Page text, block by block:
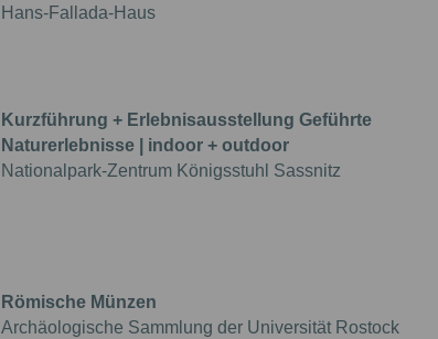
{{Anbieter:}}
Hans-Fallada-Haus
Kurzführung + Erlebnisausstellung Geführte
Naturerlebnisse | indoor + outdoor
{{Anbieter:}}
Nationalpark-Zentrum Königsstuhl Sassnitz
Römische Münzen
{{Anbieter:}}
Archäologische Sammlung der Universität Rostock